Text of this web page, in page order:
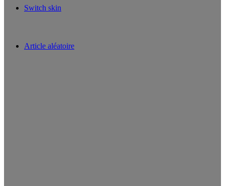
Switch skin
Article aléatoire